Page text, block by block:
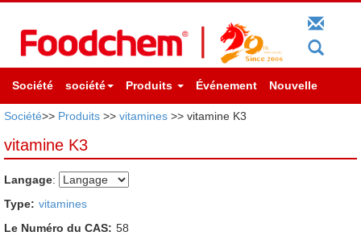
Société société Produits Événement Nouvelle
Société>> Produits >> vitamines >> vitamine K3
vitamine K3
Langage:
Type: vitamines
Le Numéro du CAS: 58